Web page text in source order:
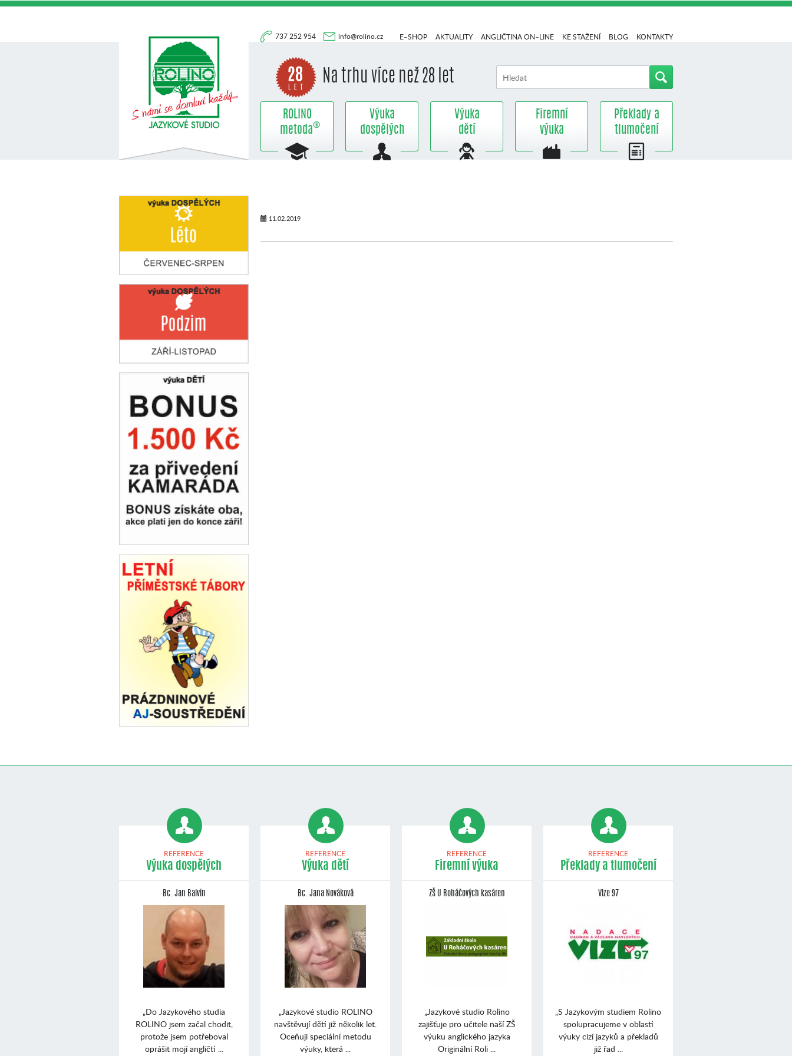
737 252 954 info@rolino.cz
Na trhu více než 28 let
E–SHOP AKTUALITY ANGLIČTINA ON–LINE KE STAŽENÍ BLOG KONTAKTY
ROLINO
metoda®
Výuka
dospělých
Výuka
dětí
Firemní
výuka
Překlady a
tlumočení
11.02.2019
REFERENCE
Výuka dospělých
Bc. Jan Balvín
„Do Jazykového studia
ROLINO jsem začal chodit,
protože jsem potřeboval
oprášit mojí angličti ...
REFERENCE
Výuka dětí
Bc. Jana Nováková
„Jazykové studio ROLINO
navštěvují děti již několik let.
Oceňuji speciální metodu
výuky, která ...
REFERENCE
Firemní výuka
ZŠ U Roháčových kasáren
„Jazykové studio Rolino
zajišťuje pro učitele naší ZŠ
výuku anglického jazyka
Originální Roli ...
REFERENCE
Překlady a tlumočení
Vize 97
„S Jazykovým studiem Rolino
spolupracujeme v oblasti
výuky cizí jazyků a překladů
již řad ...